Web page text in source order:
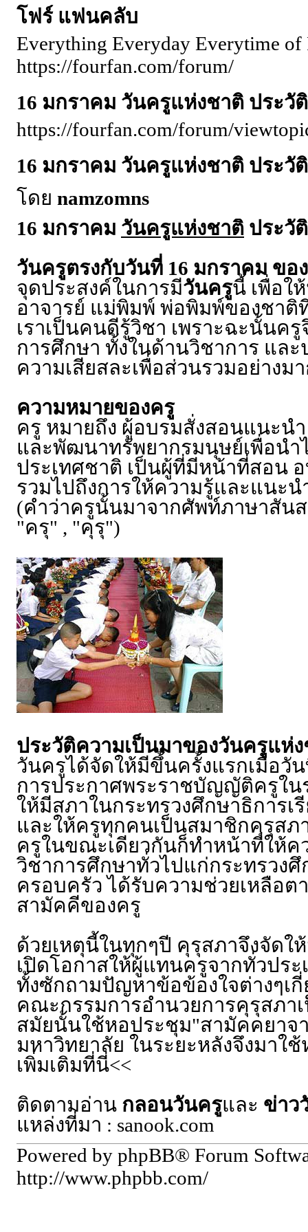
โฟร์ แฟนคลับ
Everything Everyday Everytime of
https://fourfan.com/forum/
16 มกราคม วันครูแห่งชาติ ประวั
https://fourfan.com/forum/
16 มกราคม วันครูแห่งชาติ ประวั
โดย namzomns
16 มกราคม วันครูแห่งชาติ ประวั
วันครูตรงกับวันที่ 16 มกราคม ขอ
จุดประสงค์ในการมีวันครูนี้ เพื่อใ
อาจารย์ แม่พิมพ์ พ่อพิมพ์ของชาติ
เราเป็นคนดีรู้วิชา เพราะฉะนั้นค
การศึกษา ทั้งในด้านวิชาการ แล
ความเสียสละเพื่อส่วนรวมอย่างม
ความหมายของครู
ครู หมายถึง ผู้อบรมสั่งสอนแนะน
และพัฒนาทรัพยากรมนุษย์เพื่อนำ
ประเทศชาติ เป็นผู้ที่มีหน้าที่สอน
รวมไปถึงการให้ความรู้และแนะ
(คำว่าครูนั้นมาจากศัพท์ภาษาสัน
"ครุ" , "คุรุ")
ประวัติความเป็นมาของวันครูแห่
วันครูได้จัดให้มีขึ้นครั้งแรกเมื่อวัน
การประกาศพระราชบัญญัติครูใน
ให้มีสภาในกระทรวงศึกษาธิการ
และให้ครูทุกคนเป็นสมาชิกคุรุสภ
ครูในขณะเดียวกันก็ทำหน้าที่ให้ค
วิชาการศึกษาทั่วไปแก่กระทรวง
ครอบครัว ได้รับความช่วยเหลือต
สามัคคีของครู
ด้วยเหตุนี้ในทุกๆปี คุรุสภาจึงจัด
เปิดโอกาสให้ผู้แทนครูจากทั่วปร
ทั้งซักถามปัญหาข้อข้องใจต่างๆเ
คณะกรรมการอำนวยการคุรุสภา
สมัยนั้นใช้หอประชุม"สามัคคยาจ
มหาวิทยาลัย ในระยะหลังจึงมาใ
เพิ่มเติมที่นี่<<
ติดตามอ่าน กลอนวันครูและ ข่าว
แหล่งที่มา : sanook.com
Powered by phpBB® Forum
http://www.phpbb.com/